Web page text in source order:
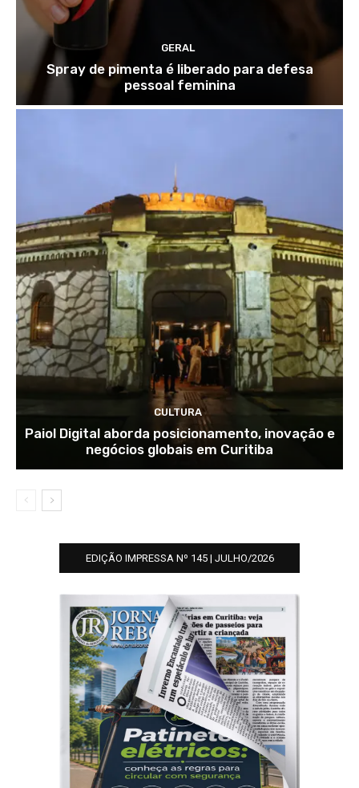
GERAL
Spray de pimenta é liberado para defesa
pessoal feminina
CULTURA
Paiol Digital aborda posicionamento, inovação e
negócios globais em Curitiba
EDIÇÃO IMPRESSA Nº 145 | JULHO/2026